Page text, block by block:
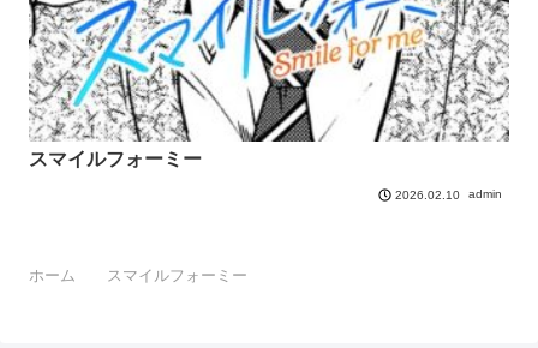
スマイルフォーミー
2026.02.10 admin
ホーム スマイルフォーミー